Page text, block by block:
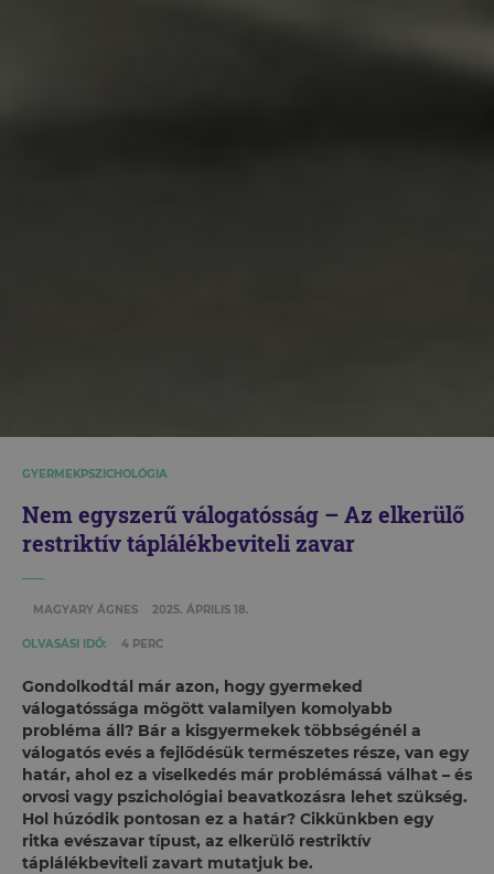
GYERMEKPSZICHOLÓGIA
Nem egyszerű válogatósság – Az elkerülő
restriktív táplálékbeviteli zavar
MAGYARY ÁGNES 2025. ÁPRILIS 18.
OLVASÁSI IDŐ: 4 PERC
Gondolkodtál már azon, hogy gyermeked
válogatóssága mögött valamilyen komolyabb
probléma áll? Bár a kisgyermekek többségénél a
válogatós evés a fejlődésük természetes része, van egy
határ, ahol ez a viselkedés már problémássá válhat – és
orvosi vagy pszichológiai beavatkozásra lehet szükség.
Hol húzódik pontosan ez a határ? Cikkünkben egy
ritka evészavar típust, az elkerülő restriktív
táplálékbeviteli zavart mutatjuk be.